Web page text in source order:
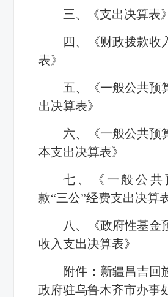
三、《支出决算表》
四、《财政拨款收
表》
五、《一般公共预
出决算表》
六、《一般公共预
本支出决算表》
七、《一般公共
款“三公”经费支出决算
八、《政府性基金
收入支出决算表》
附件： 新疆昌吉回
政府驻乌鲁木齐市办事